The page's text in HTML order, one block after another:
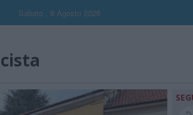
Sabato , 8 Agosto 2026